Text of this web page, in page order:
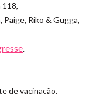
118,
Riko & Gugga,
.
de vacinação.